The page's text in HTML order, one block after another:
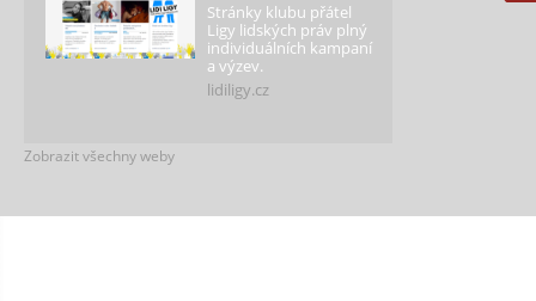
Stránky klubu přátel
Ligy lidských práv plný
individuálních kampaní
a výzev.
lidiligy.cz
Zobrazit všechny weby